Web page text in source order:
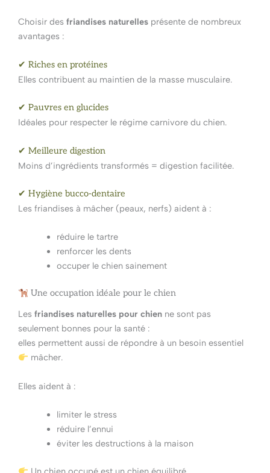
Choisir des friandises naturelles présente de nombreux
avantages :
✔ Riches en protéines
Elles contribuent au maintien de la masse musculaire.
✔ Pauvres en glucides
Idéales pour respecter le régime carnivore du chien.
✔ Meilleure digestion
Moins d’ingrédients transformés = digestion facilitée.
✔ Hygiène bucco-dentaire
Les friandises à mâcher (peaux, nerfs) aident à :
réduire le tartre
renforcer les dents
occuper le chien sainement
Une occupation idéale pour le chien
Les friandises naturelles pour chien ne sont pas
seulement bonnes pour la santé :
elles permettent aussi de répondre à un besoin essentiel
mâcher.
Elles aident à :
limiter le stress
réduire l’ennui
éviter les destructions à la maison